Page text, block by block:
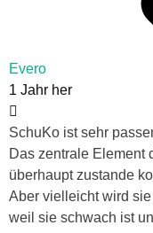
Evero
1 Jahr her
SchuKo ist sehr
Das zentrale Element
überhaupt zustande
Aber vielleicht wird
weil sie schwach ist